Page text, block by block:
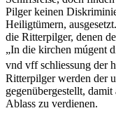
Pilger keinen
Heiligtümern,
die Ritterpilger, denen
„In die kirchen múgent
vnd vff schliessung der
Ritterpilger werden der
gegenübergestellt,
Ablass zu verdienen.